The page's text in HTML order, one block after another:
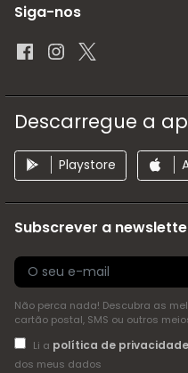
Siga-nos
Descarregue a
Playstore
Subscrever a
Não perca nada! Descubra as
cartão postal, SMS ou outros
Li a política de privacidade
dos meus dados